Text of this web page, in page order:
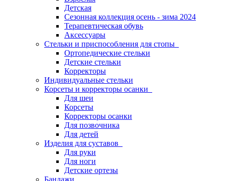
Детская
Сезонная коллекция осень - зима 2024
Терапевтическая обувь
Аксессуары
Стельки и приспособления для стопы
Ортопедические стельки
Детские стельки
Корректоры
Индивидуальные стельки
Корсеты и корректоры осанки
Для шеи
Корсеты
Корректоры осанки
Для позвочника
Для детей
Изделия для суставов
Для руки
Для ноги
Детские ортезы
Бандажи